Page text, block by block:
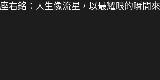
右銘：人生像流星，以最耀眼的瞬間來